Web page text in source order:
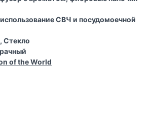
СВЧ и посудомоечной
Стекло
of the World